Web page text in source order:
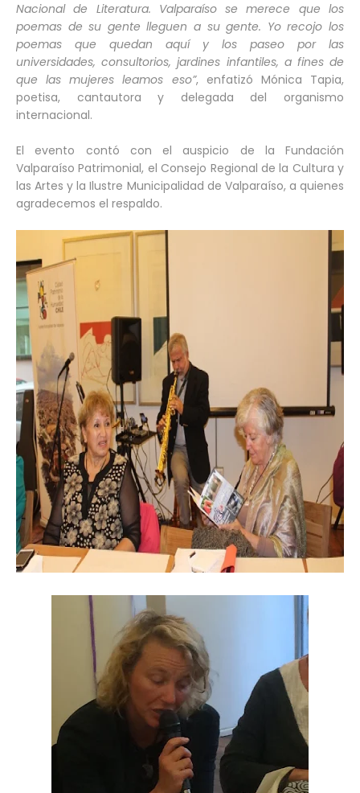
Nacional de Literatura. Valparaíso se merece que los
poemas de su gente lleguen a su gente. Yo recojo los
poemas que quedan aquí y los paseo por las
universidades, consultorios, jardines infantiles, a fines de
que las mujeres leamos eso”, enfatizó Mónica Tapia,
poetisa, cantautora y delegada del organismo
internacional.
El evento contó con el auspicio de la Fundación
Valparaíso Patrimonial, el Consejo Regional de la Cultura y
las Artes y la Ilustre Municipalidad de Valparaíso, a quienes
agradecemos el respaldo.